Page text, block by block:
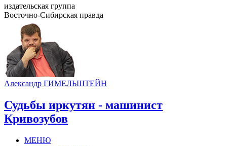
издательская группа
Восточно-Сибирская правда
Александр ГИМЕЛЬШТЕЙН
Судьбы иркутян - машинист
Кривозубов
МЕНЮ